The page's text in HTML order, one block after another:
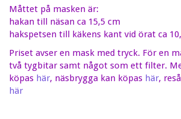
Måttet på masken är:
hakan till näsan ca 15,5 cm
hakspetsen till käkens kant vid örat ca
Priset avser en mask med tryck. För en
två tygbitar samt något som ett filter.
köpas här, näsbrygga kan köpas här,
här